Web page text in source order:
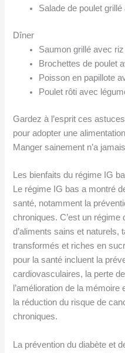
Salade de poulet
Dîner
Saumon grillé avec riz
Brochettes de poulet
Poisson en papillote
Poulet rôti avec
Gardez à l’esprit ces
pour adopter une
Manger sainement n’a
Les bienfaits du régime IG
Le régime IG bas a montré
santé, notamment la
chroniques. C’est un
d’aliments sains et naturels,
transformés et riches en
pour la santé incluent la
cardiovasculaires, la perte
l’amélioration de la
la réduction du risque de
chroniques.
La prévention du diabète et